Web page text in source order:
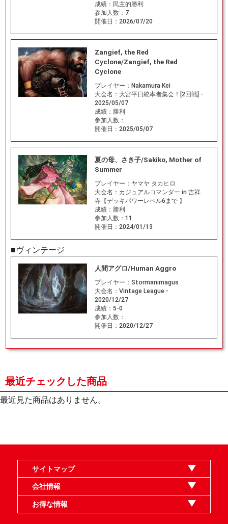
成績： 民主的勝利
参加人数： 7
開催日： 2026/07/20
Zangief, the Red
Cyclone/Zangief, the Red
Cyclone
プレイヤー： Nakamura Kei
大会名： 大宮平日統率者集会！[2回戦] -
2025/05/07
成績： 勝利
参加人数：
開催日： 2025/05/07
夏の母、さき子/Sakiko, Mother of
Summer
プレイヤー： ヤマヤ タカヒロ
大会名： カジュアルコマンダー in 吉祥
寺【デッキパワーレベル6まで 】
成績： 勝利
参加人数： 11
開催日： 2024/01/13
■ヴィンテージ
人間アグロ/Human Aggro
プレイヤー： Stormanimagus
大会名： Vintage League -
2020/12/27
成績： 5-0
参加人数：
開催日： 2020/12/27
最近チェックした商品
最近見た商品はありません。
サイトマップ
オンラインショップ
買取
記事
選手一覧
デッキ検索
デッキ構築
イベント・大会
店舗のご案内
お問い合わせ
ヘルプ
FAQ
会社情報
利用規約
スタッフ募集
特定商取引法表示
個人情報保護指針
企業情報
お得な情報